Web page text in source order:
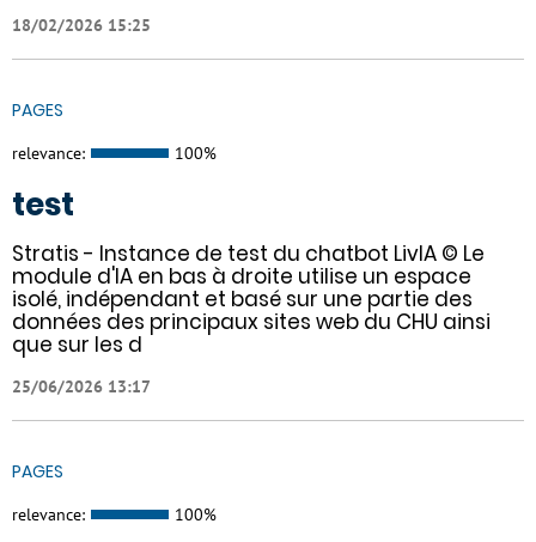
18/02/2026 15:25
PAGES
relevance: 100%
test
Stratis - Instance de test du chatbot LivIA © Le
module d'IA en bas à droite utilise un espace
isolé, indépendant et basé sur une partie des
données des principaux sites web du CHU ainsi
que sur les d
25/06/2026 13:17
PAGES
relevance: 100%